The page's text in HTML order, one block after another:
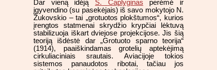
Dar vieną idėją S. Čaplyginas perėmė ir
įgyvendino (su pasekėjais) iš savo mokytojo N.
Žukovskio – tai „grotuotos plokštumos“, kurios
įrengtos statmenai skrydžio krypčiai lėktuvą
stabilizuoja iškart dviejose projekcijose. Jis šią
teoriją išdėstė dar „Grotuoto sparno teorija“
(1914), paaiškindamas grotelių aptekėjimą
cirkuliaciniais srautais. Aviacijoje tokios
sistemos panaudotos ribotai, tačiau jos